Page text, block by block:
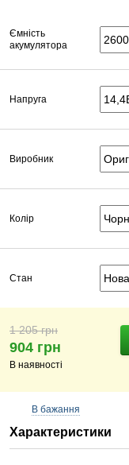
Ємність
акумулятора
Напруга
Виробник
Колір
Стан
1 205 грн
904 грн
В наявності
В бажання
Характеристики